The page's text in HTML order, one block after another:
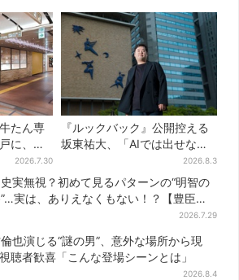
たん専
に、
空2026.7.30
『ルックバック』公開控える
坂東祐大、「AIでは出せない
質感がある」映画音楽へのこ
だわり
2026.8.3
実無視？初めて見るパターンの“明智の
実は、ありえなくもない！？【豊臣兄
2026.7.29
也演じる“謎の男”、意外な場所から現
聴者歓喜「こんな登場シーンとは」
2026.8.4